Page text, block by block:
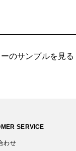
のサンプルを見る
SERVICE
わせ